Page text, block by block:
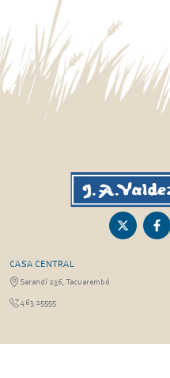
CASA CENTRAL
Sarandí 236, Tacuarembó
463 25555